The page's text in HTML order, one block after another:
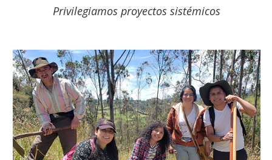
Privilegiamos proyectos sistémicos